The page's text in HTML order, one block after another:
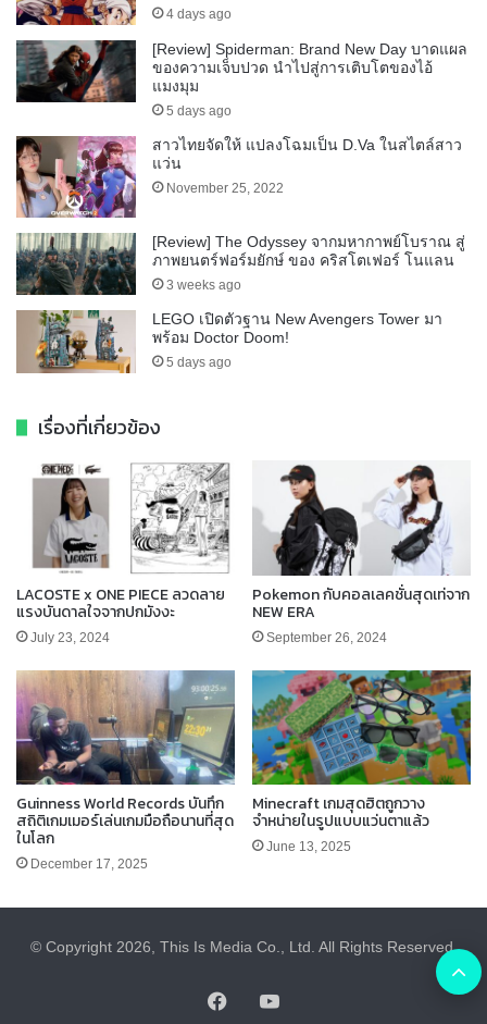
4 days ago
[Review] Spiderman: Brand New Day บาดแผล
ของความเจ็บปวด นำไปสู่การเติบโตของไอ้
แมงมุม
5 days ago
สาวไทยจัดให้ แปลงโฉมเป็น D.Va ในสไตล์สาว
แว่น
November 25, 2022
[Review] The Odyssey จากมหากาพย์โบราณ สู่
ภาพยนตร์ฟอร์มยักษ์ ของ คริสโตเฟอร์ โนแลน
3 weeks ago
LEGO เปิดตัวฐาน New Avengers Tower มา
พร้อม Doctor Doom!
5 days ago
เรื่องที่เกี่ยวข้อง
LACOSTE x ONE PIECE ลวดลาย
แรงบันดาลใจจากปกมังงะ
July 23, 2024
Pokemon กับคอลเลคชั่นสุดเท่จาก
NEW ERA
September 26, 2024
Guinness World Records บันทึก
สถิติเกมเมอร์เล่นเกมมือถือนานที่สุด
ในโลก
December 17, 2025
Minecraft เกมสุดฮิตถูกวาง
จำหน่ายในรูปแบบแว่นตาแล้ว
June 13, 2025
© Copyright 2026, This Is Media Co., Ltd. All Rights Reserved.
FacebookYouTube